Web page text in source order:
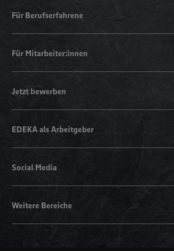
Für Berufserfahrene
Für Mitarbeiter:innen
Jetzt bewerben
EDEKA als Arbeitgeber
Social Media
Weitere Bereiche